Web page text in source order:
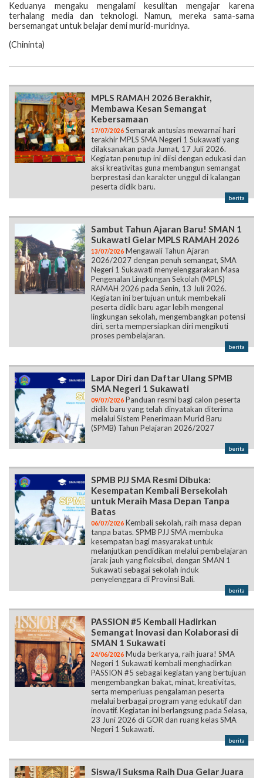
Keduanya mengaku mengalami kesulitan mengajar karena
terhalang media dan teknologi. Namun, mereka sama-sama
bersemangat untuk belajar demi murid-muridnya.
(Chininta)
MPLS RAMAH 2026 Berakhir,
Membawa Kesan Semangat
Kebersamaan
17/07/2026 Semarak antusias mewarnai hari
terakhir MPLS SMA Negeri 1 Sukawati yang
dilaksanakan pada Jumat, 17 Juli 2026.
Kegiatan penutup ini diisi dengan edukasi dan
aksi kreativitas guna membangun semangat
berprestasi dan karakter unggul di kalangan
peserta didik baru.
berita
Sambut Tahun Ajaran Baru! SMAN 1
Sukawati Gelar MPLS RAMAH 2026
13/07/2026 Mengawali Tahun Ajaran
2026/2027 dengan penuh semangat, SMA
Negeri 1 Sukawati menyelenggarakan Masa
Pengenalan Lingkungan Sekolah (MPLS)
RAMAH 2026 pada Senin, 13 Juli 2026.
Kegiatan ini bertujuan untuk membekali
peserta didik baru agar lebih mengenal
lingkungan sekolah, mengembangkan potensi
diri, serta mempersiapkan diri mengikuti
proses pembelajaran.
berita
Lapor Diri dan Daftar Ulang SPMB
SMA Negeri 1 Sukawati
09/07/2026 Panduan resmi bagi calon peserta
didik baru yang telah dinyatakan diterima
melalui Sistem Penerimaan Murid Baru
(SPMB) Tahun Pelajaran 2026/2027
berita
SPMB PJJ SMA Resmi Dibuka:
Kesempatan Kembali Bersekolah
untuk Meraih Masa Depan Tanpa
Batas
06/07/2026 Kembali sekolah, raih masa depan
tanpa batas. SPMB PJJ SMA membuka
kesempatan bagi masyarakat untuk
melanjutkan pendidikan melalui pembelajaran
jarak jauh yang fleksibel, dengan SMAN 1
Sukawati sebagai sekolah induk
penyelenggara di Provinsi Bali.
berita
PASSION #5 Kembali Hadirkan
Semangat Inovasi dan Kolaborasi di
SMAN 1 Sukawati
24/06/2026 Muda berkarya, raih juara! SMA
Negeri 1 Sukawati kembali menghadirkan
PASSION #5 sebagai kegiatan yang bertujuan
mengembangkan bakat, minat, kreativitas,
serta memperluas pengalaman peserta
melalui berbagai program yang edukatif dan
inovatif. Kegiatan ini berlangsung pada Selasa,
23 Juni 2026 di GOR dan ruang kelas SMA
Negeri 1 Sukawati.
berita
Siswa/i Suksma Raih Dua Gelar Juara